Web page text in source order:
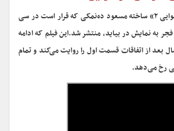
نخستین آنونس فیلم «رسوایی ۲» ساخته مسعود ده‌نمکی که قرار است در سی
به نمایش در بیاید، منتشر شد.این فیلم که ادامه
چند سال بعد از اتفاقات قسمت اول را روایت می‌کند و تمام
رخ می‌دهد.